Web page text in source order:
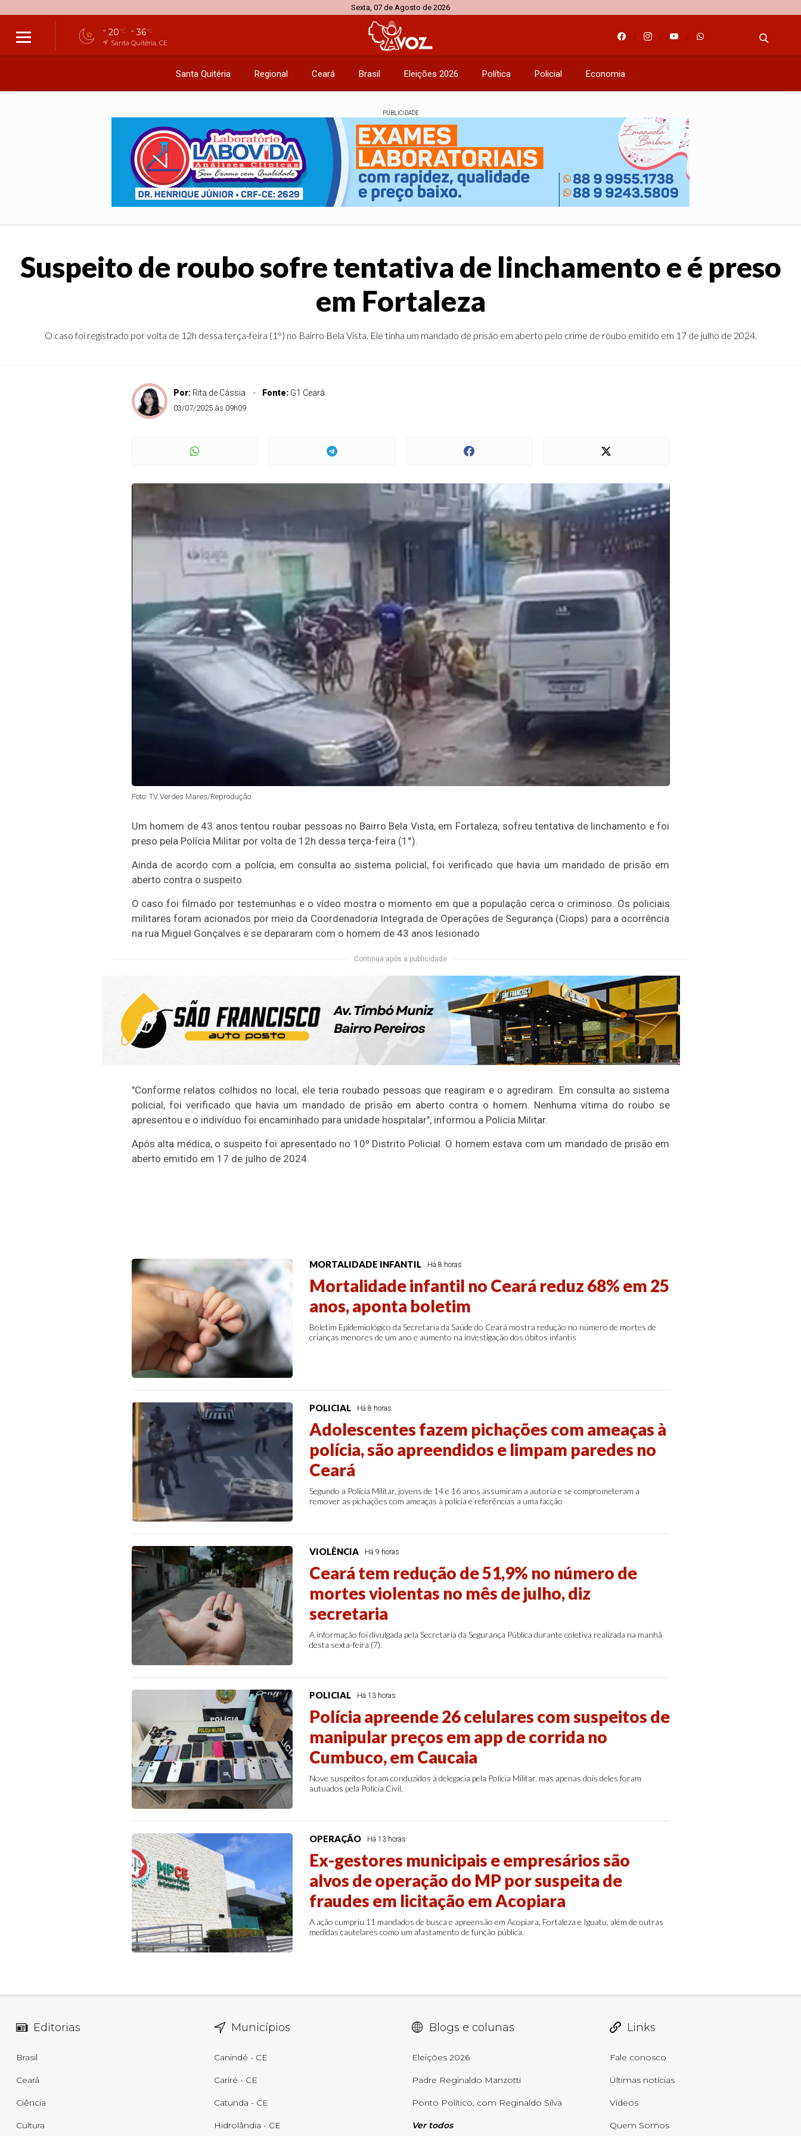
Sexta, 07 de Agosto de 2026
20°C 36°C
Santa Quitéria, CE
Santa Quitéria Regional Ceará Brasil Eleições 2026 Política Policial Economia
PUBLICIDADE
Suspeito de roubo sofre tentativa de linchamento e é preso
em Fortaleza
O caso foi registrado por volta de 12h dessa terça-feira (1°) no Bairro Bela Vista. Ele tinha um mandado de prisão em aberto pelo crime de roubo emitido em 17 de julho de 2024.
Por: Rita de Cássia Fonte: G1 Ceará
03/07/2025 às 09h09
Foto: TV Verdes Mares/Reprodução
Um homem de 43 anos tentou roubar pessoas no Bairro Bela Vista, em Fortaleza, sofreu tentativa de linchamento e foi
preso pela Polícia Militar por volta de 12h dessa terça-feira (1°).
Ainda de acordo com a polícia, em consulta ao sistema policial, foi verificado que havia um mandado de prisão em
aberto contra o suspeito.
O caso foi filmado por testemunhas e o vídeo mostra o momento em que a população cerca o criminoso. Os policiais
militares foram acionados por meio da Coordenadoria Integrada de Operações de Segurança (Ciops) para a ocorrência
na rua Miguel Gonçalves e se depararam com o homem de 43 anos lesionado
Continua após a publicidade
"Conforme relatos colhidos no local, ele teria roubado pessoas que reagiram e o agrediram. Em consulta ao sistema
policial, foi verificado que havia um mandado de prisão em aberto contra o homem. Nenhuma vítima do roubo se
apresentou e o indivíduo foi encaminhado para unidade hospitalar", informou a Polícia Militar.
Após alta médica, o suspeito foi apresentado no 10º Distrito Policial. O homem estava com um mandado de prisão em
aberto emitido em 17 de julho de 2024.
MORTALIDADE INFANTIL Há 8 horas
Mortalidade infantil no Ceará reduz 68% em 25
anos, aponta boletim
Boletim Epidemiológico da Secretaria da Saúde do Ceará mostra redução no número de mortes de
crianças menores de um ano e aumento na investigação dos óbitos infantis
POLICIAL Há 8 horas
Adolescentes fazem pichações com ameaças à
polícia, são apreendidos e limpam paredes no
Ceará
Segundo a Polícia Militar, jovens de 14 e 16 anos assumiram a autoria e se comprometeram a
remover as pichações com ameaças à polícia e referências a uma facção
VIOLÊNCIA Há 9 horas
Ceará tem redução de 51,9% no número de
mortes violentas no mês de julho, diz
secretaria
A informação foi divulgada pela Secretaria da Segurança Pública durante coletiva realizada na manhã
desta sexta-feira (7).
POLICIAL Há 13 horas
Polícia apreende 26 celulares com suspeitos de
manipular preços em app de corrida no
Cumbuco, em Caucaia
Nove suspeitos foram conduzidos à delegacia pela Polícia Militar, mas apenas dois deles foram
autuados pela Polícia Civil.
OPERAÇÃO Há 13 horas
Ex-gestores municipais e empresários são
alvos de operação do MP por suspeita de
fraudes em licitação em Acopiara
A ação cumpriu 11 mandados de busca e apreensão em Acopiara, Fortaleza e Iguatu, além de outras
medidas cautelares como um afastamento de função pública.
Editorias
Brasil
Ceará
Ciência
Cultura
Municípios
Canindé - CE
Cariré - CE
Catunda - CE
Hidrolândia - CE
Blogs e colunas
Eleições 2026
Padre Reginaldo Manzotti
Ponto Político, com Reginaldo Silva
Ver todos
Links
Fale conosco
Últimas notícias
Vídeos
Quem Somos